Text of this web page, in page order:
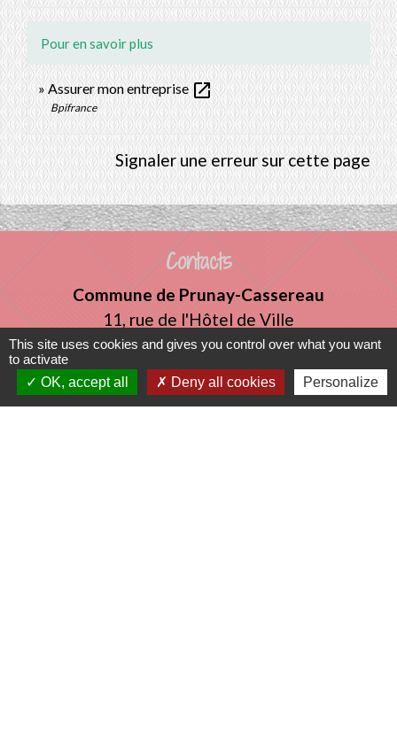
Pour en savoir plus
Assurer mon entreprise open_in_new
Bpifrance
Signaler une erreur sur cette page
Contacts
Commune de Prunay-Cassereau
11, rue de l'Hôtel de Ville
41310 Prunay-Cassereau - FRANCE
+33 2 54 80 32 81
This site uses cookies and gives you control over what you want
to activate
OK, accept all
Deny all cookies Personalize